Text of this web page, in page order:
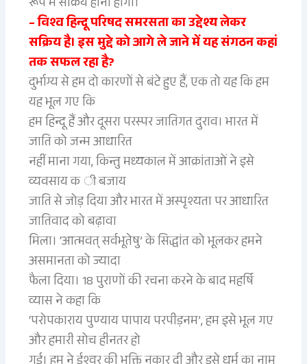
– विश्व हिन्दू परिषद समरसता का उद्देश्य लेकर
सक्रिय है। इस मुद्दे को आगे ले जाने में यह संगठन कहां
तक सफल रहा है?
दुर्भाग्य से हम दो कारणों से बंटे हुए हैं, एक तो यह कि हम
यह भूल गए कि
हम हिन्दू हैं और दूसरा परस्पर जातिगत दुराव। भारत में
जाति को जन्म आधारित
नहीं माना गया, किन्तु मध्यकाल में आक्रांताओं ने इसे
व्यवसाय क ी बजाय
जाति से जोड़ दिया और भारत में अस्पृश्यता पर आधारित
जातिवाद को बढ़ावा
मिला। ‘आत्मवत् सर्वभूतेषु’ के सिद्धांत को भूलकर हमने
असमानता को ज्यादा
फैला दिया। 18 पुराणों की रचना करने के बाद महर्षि
व्यास ने कहा कि
‘परोपकाराय पुण्याय पापाय परपीड़नम’, हम इसे भूल गए
और हमारी सोच हीनतर हो